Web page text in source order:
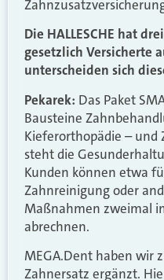
Die HALLESCHE hat
gesetzlich Versicherte
unterscheiden sich
Pekarek: Das Paket
Bausteine
Kieferorthopädie – und
steht die
Kunden können etwa
Zahnreinigung oder
Maßnahmen zweimal
abrechnen.
MEGA.Dent haben wir
Zahnersatz ergänzt.